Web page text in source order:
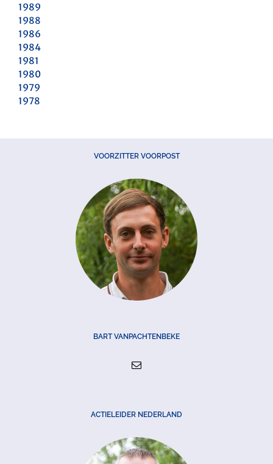
1989
1988
1986
1984
1981
1980
1979
1978
VOORZITTER VOORPOST
BART VANPACHTENBEKE
ACTIELEIDER NEDERLAND